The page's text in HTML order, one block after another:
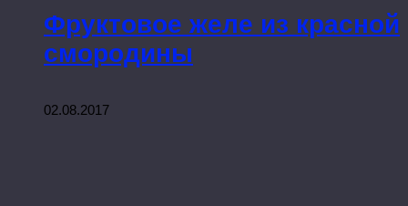
Фруктовое желе из красной
смородины
02.08.2017